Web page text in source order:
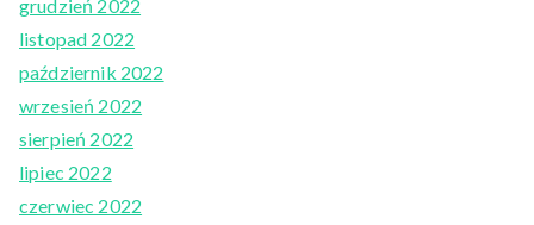
grudzień 2022
listopad 2022
październik 2022
wrzesień 2022
sierpień 2022
lipiec 2022
czerwiec 2022